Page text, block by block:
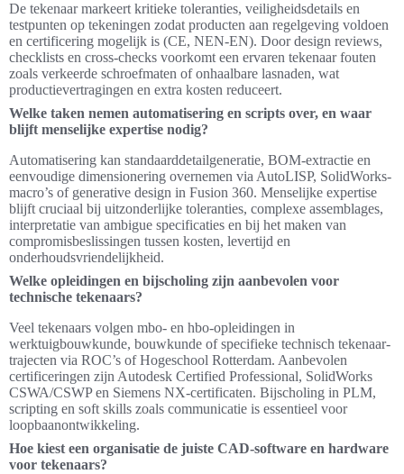
De tekenaar markeert kritieke toleranties, veiligheidsdetails en
testpunten op tekeningen zodat producten aan regelgeving voldoen
en certificering mogelijk is (CE, NEN-EN). Door design reviews,
checklists en cross-checks voorkomt een ervaren tekenaar fouten
zoals verkeerde schroefmaten of onhaalbare lasnaden, wat
productievertragingen en extra kosten reduceert.
Welke taken nemen automatisering en scripts over, en waar
blijft menselijke expertise nodig?
Automatisering kan standaarddetailgeneratie, BOM-extractie en
eenvoudige dimensionering overnemen via AutoLISP, SolidWorks-
macro’s of generative design in Fusion 360. Menselijke expertise
blijft cruciaal bij uitzonderlijke toleranties, complexe assemblages,
interpretatie van ambigue specificaties en bij het maken van
compromisbeslissingen tussen kosten, levertijd en
onderhoudsvriendelijkheid.
Welke opleidingen en bijscholing zijn aanbevolen voor
technische tekenaars?
Veel tekenaars volgen mbo- en hbo-opleidingen in
werktuigbouwkunde, bouwkunde of specifieke technisch tekenaar-
trajecten via ROC’s of Hogeschool Rotterdam. Aanbevolen
certificeringen zijn Autodesk Certified Professional, SolidWorks
CSWA/CSWP en Siemens NX-certificaten. Bijscholing in PLM,
scripting en soft skills zoals communicatie is essentieel voor
loopbaanontwikkeling.
Hoe kiest een organisatie de juiste CAD-software en hardware
voor tekenaars?